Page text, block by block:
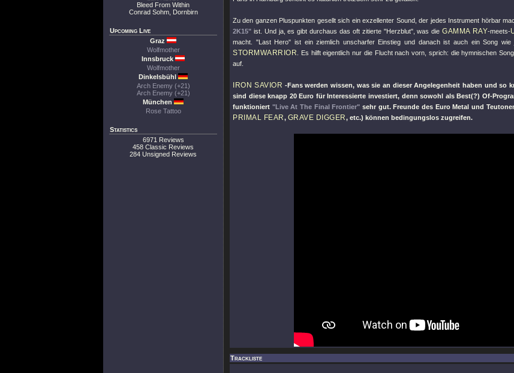
Bleed From Within
Conrad Sohm, Dornbirn
Upcoming Live
Graz
Wolfmother
Innsbruck
Wolfmother
Dinkelsbühl
Arch Enemy (+21)
Arch Enemy (+21)
München
Rose Tattoo
Statistics
6971 Reviews
458 Classic Reviews
284 Unsigned Reviews
Zu den ganzen Pluspunkten gesellt sich ein exzellenter Sound, der jedes Instrument hörbar
2K15" ist. Und ja, es gibt durchaus das oft zitierte "Herzblut", was dieGAMMA RAY-meets-
macht. "Last Hero" ist ein ziemlich unscharfer Einstieg und danach ist auch ein Song
STORMWARRIOR . Es hilft eigentlich nur die Flucht nach vorn, sprich: die hymnischen
auf.
IRON SAVIOR -Fans werden wissen, was sie an dieser Angelegenheit haben und so
sind diese knapp 20 Euro für Interessierte investiert, denn sowohl als Best(?) Of-
funktioniert "Live At The Final Frontier" sehr gut. Freunde des Euro Metal und
PRIMAL FEAR, GRAVE DIGGER, etc.) können bedingungslos zugreifen.
Trackliste